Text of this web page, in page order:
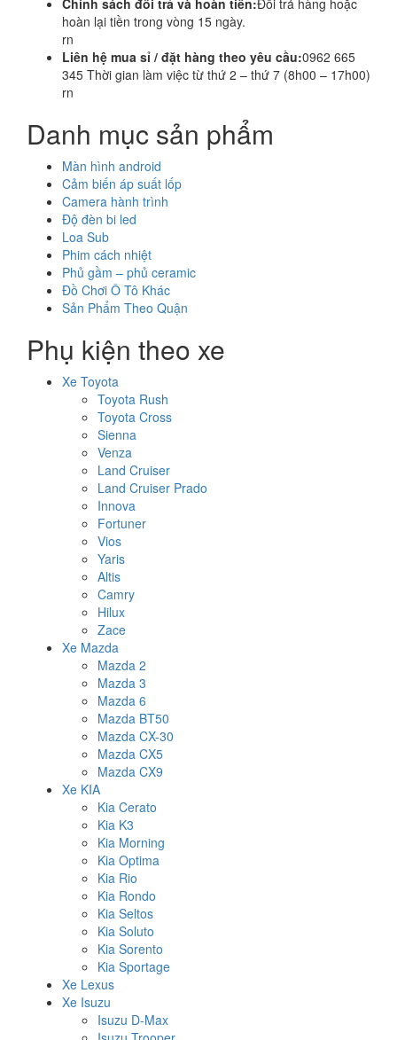
Chính sách đổi trả và hoàn tiền:Đổi trả hàng hoặc
hoàn lại tiền trong vòng 15 ngày.
rn
Liên hệ mua sỉ / đặt hàng theo yêu cầu:0962 665
345 Thời gian làm việc từ thứ 2 – thứ 7 (8h00 – 17h00)
rn
Danh mục sản phẩm
Màn hình android
Cảm biến áp suất lốp
Camera hành trình
Độ đèn bi led
Loa Sub
Phim cách nhiệt
Phủ gầm – phủ ceramic
Đồ Chơi Ô Tô Khác
Sản Phẩm Theo Quận
Phụ kiện theo xe
Xe Toyota
Toyota Rush
Toyota Cross
Sienna
Venza
Land Cruiser
Land Cruiser Prado
Innova
Fortuner
Vios
Yaris
Altis
Camry
Hilux
Zace
Xe Mazda
Mazda 2
Mazda 3
Mazda 6
Mazda BT50
Mazda CX-30
Mazda CX5
Mazda CX9
Xe KIA
Kia Cerato
Kia K3
Kia Morning
Kia Optima
Kia Rio
Kia Rondo
Kia Seltos
Kia Soluto
Kia Sorento
Kia Sportage
Xe Lexus
Xe Isuzu
Isuzu D-Max